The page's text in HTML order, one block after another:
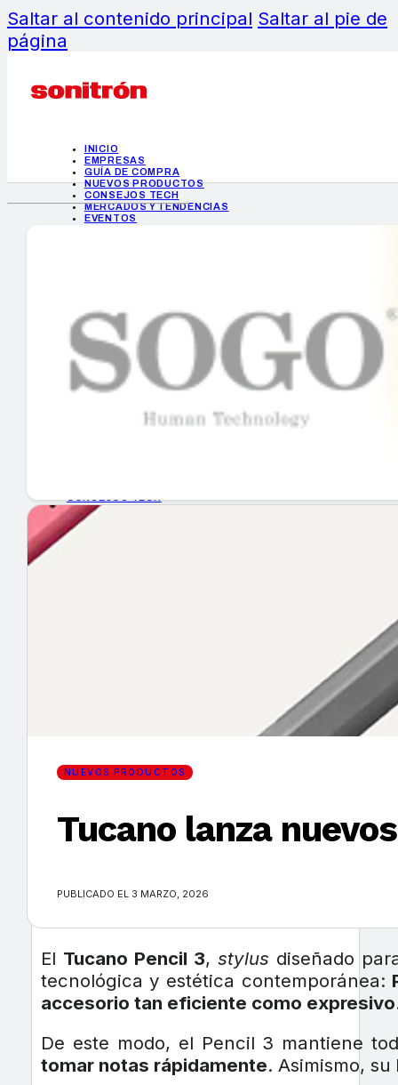
Saltar al contenido principal Saltar al pie de
página
INICIO
EMPRESAS
GUÍA DE COMPRA
NUEVOS PRODUCTOS
CONSEJOS TECH
MERCADOS Y TENDENCIAS
EVENTOS
INICIO
EMPRESAS
GUÍA DE COMPRA
MERCADOS Y TENDENCIAS
Encuentra tu noticia
NUEVOS PRODUCTOS
Tucano lanza
PUBLICADO EL 3 MARZO, 2026
El Tucano Pencil 3, stylus diseñado
tecnológica y estética contemporánea:
accesorio tan eficiente como expresivo
De este modo, el Pencil 3 mantiene
tomar notas rápidamente. Asimismo, su